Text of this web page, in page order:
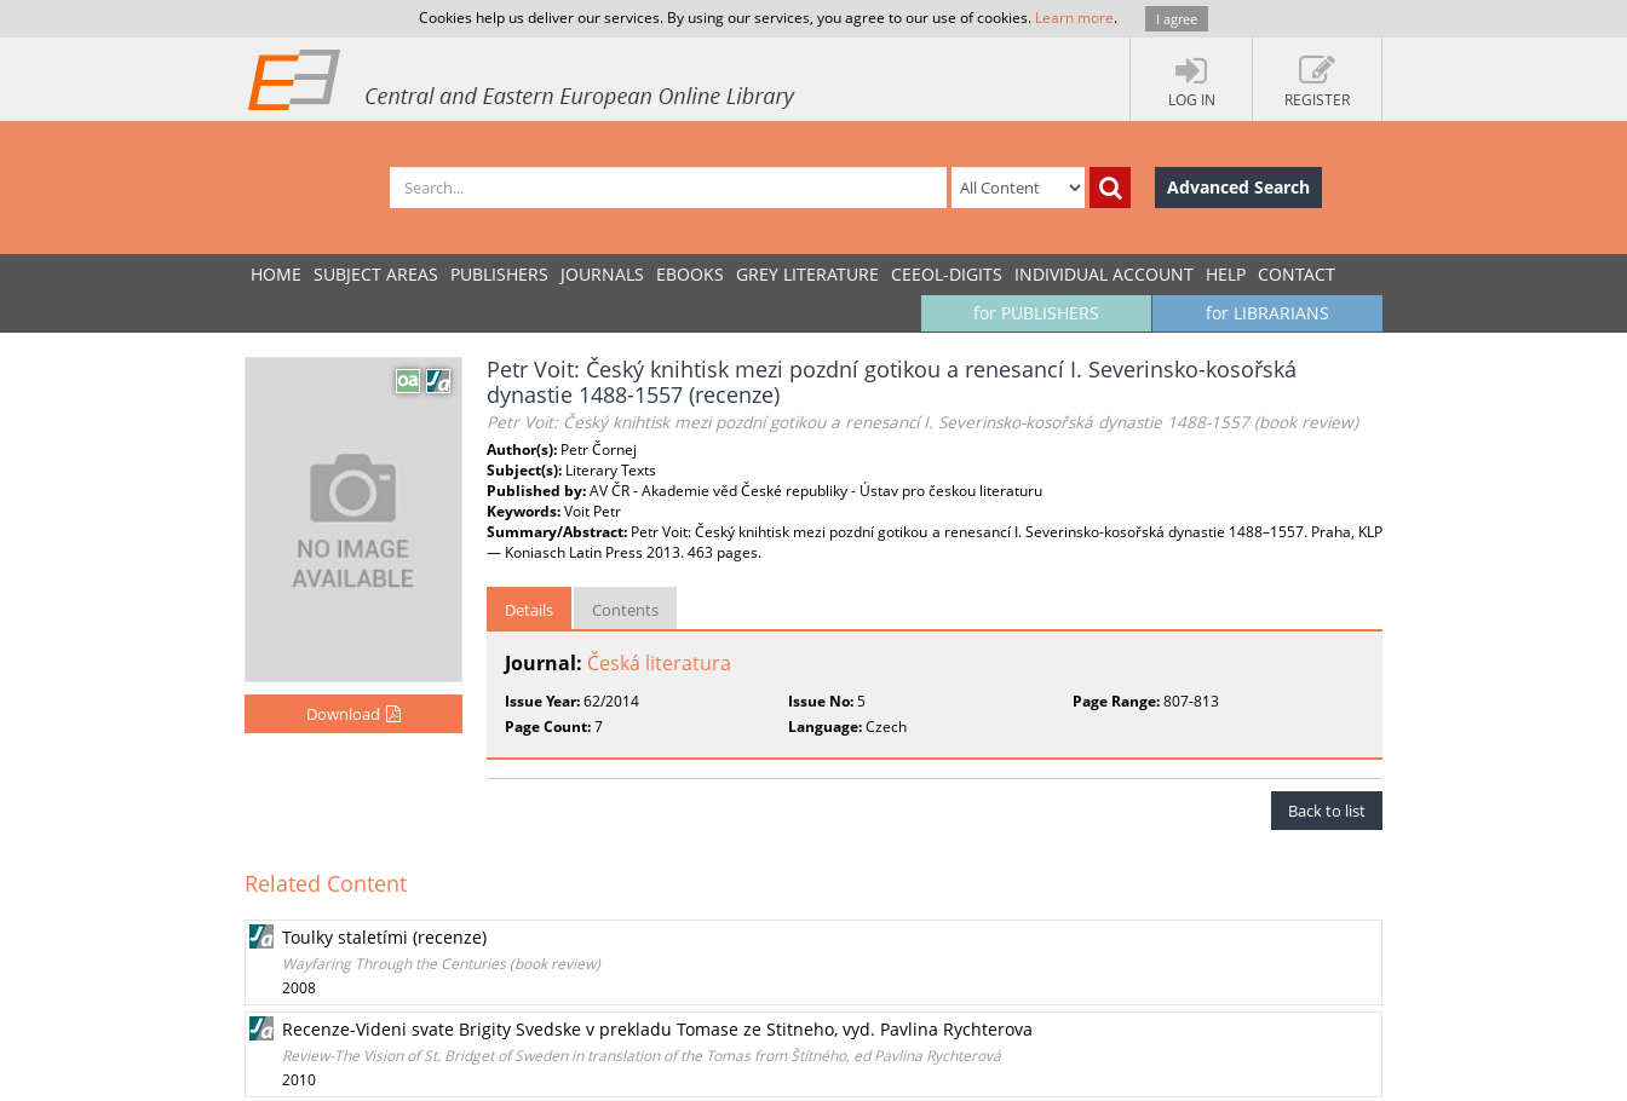
Cookies help us deliver our services. By using our services, you agree to our use of cookies. Learn more. I agree
LOG IN REGISTER
Advanced Search
HOME SUBJECT AREAS PUBLISHERS JOURNALS EBOOKS GREY LITERATURE CEEOL-DIGITS INDIVIDUAL ACCOUNT HELP CONTACT
for LIBRARIANS
for PUBLISHERS
Download
Petr Voit: Český knihtisk mezi pozdní gotikou a renesancí I. Severinsko-kosořská
dynastie 1488-1557 (recenze)
Petr Voit: Český knihtisk mezi pozdní gotikou a renesancí I. Severinsko-kosořská dynastie 1488-1557 (book review)
Author(s): Petr Čornej
Subject(s): Literary Texts
Published by:AV ČR - Akademie věd České republiky - Ústav pro českou literaturu
Keywords:Voit Petr
Summary/Abstract: Petr Voit: Český knihtisk mezi pozdní gotikou a renesancí I. Severinsko-kosořská dynastie 1488–1557. Praha, KLP
— Koniasch Latin Press 2013. 463 pages.
Details Contents
Journal: Česká literatura
Issue Year:62/2014 Issue No:5 Page Range:807-813
Page Count:7 Language:Czech
Back to list
Related Content
Toulky staletími (recenze)
Wayfaring Through the Centuries (book review)
2008
Recenze-Videni svate Brigity Svedske v prekladu Tomase ze Stitneho, vyd. Pavlina Rychterova
Review-The Vision of St. Bridget of Sweden in translation of the Tomas from Štítného, ​​ed Pavlina Rychterová
2010